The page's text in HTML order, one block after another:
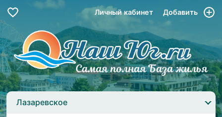
Личный кабинет Добавить
Лазаревское